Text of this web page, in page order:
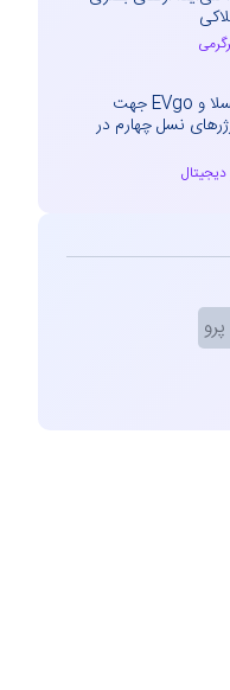
همکاری استراتژیک تسلا و EVgo جهت
نسل چهارم در